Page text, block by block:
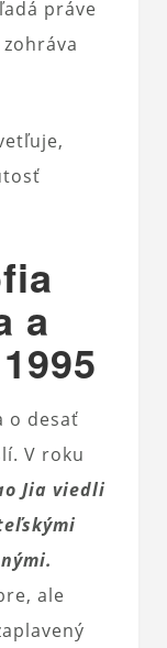
práve
a
o desať
V roku
Jia viedli
ale